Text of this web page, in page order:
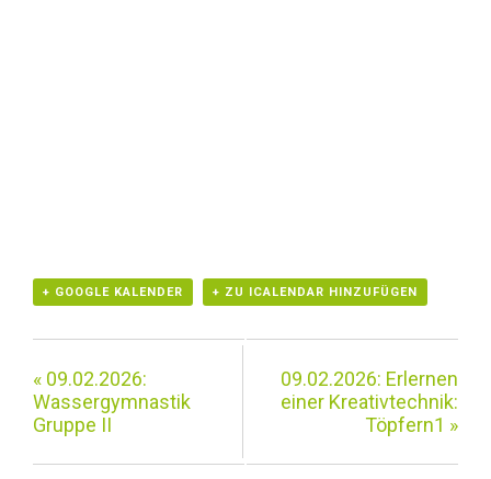
+ GOOGLE KALENDER + ZU ICALENDAR HINZUFÜGEN
« 09.02.2026:
Wassergymnastik
Gruppe II
09.02.2026: Erlernen
einer Kreativtechnik:
Töpfern1 »